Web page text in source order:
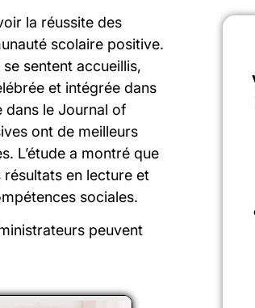
la réussite des
scolaire positive.
sentent accueillis,
et intégrée dans
dans le Journal of
ont de meilleurs
L’étude a montré que
résultats en lecture et
sociales.
peuvent